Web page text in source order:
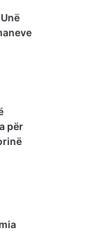
për